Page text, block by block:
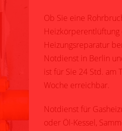
Ob Sie eine
Heizungsreparatur
Notdienst in Berlin
ist für Sie 24 Std. am
Woche erreichbar.
Notdienst für
oder Öl-Kessel,